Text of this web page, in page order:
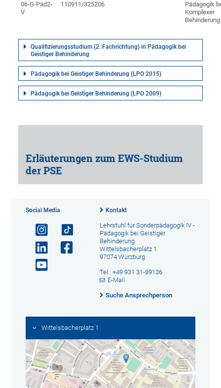
06-G-Päd2-
V
110911/325206
Pädagogik
Komplexer
Behinderung
Qualifizierungsstudium (2. Fachrichtung) in Pädagogik bei
Geistiger Behinderung
Pädagogik bei Geistiger Behinderung (LPO 2015)
Pädagogik bei Geistiger Behinderung (LPO 2009)
Erläuterungen zum EWS-Studium
der PSE
Social Media Kontakt
Lehrstuhl für Sonderpädagogik IV -
Pädagogik bei Geistiger
Behinderung
Wittelsbacherplatz 1
97074 Würzburg
Tel.: +49 931 31-89136
E-Mail
Suche Ansprechperson
Wittelsbacherplatz 1